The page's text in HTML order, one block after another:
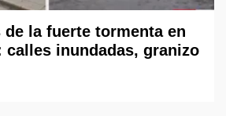
de la fuerte tormenta en
calles inundadas, granizo